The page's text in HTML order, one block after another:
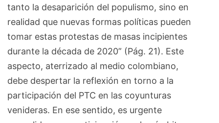
tanto la desaparición del populismo, sino en
realidad que nuevas formas políticas pueden
tomar estas protestas de masas incipientes
durante la década de 2020” (Pág. 21). Este
aspecto, aterrizado al medio colombiano,
debe despertar la reflexión en torno a la
participación del PTC en las coyunturas
venideras. En ese sentido, es urgente